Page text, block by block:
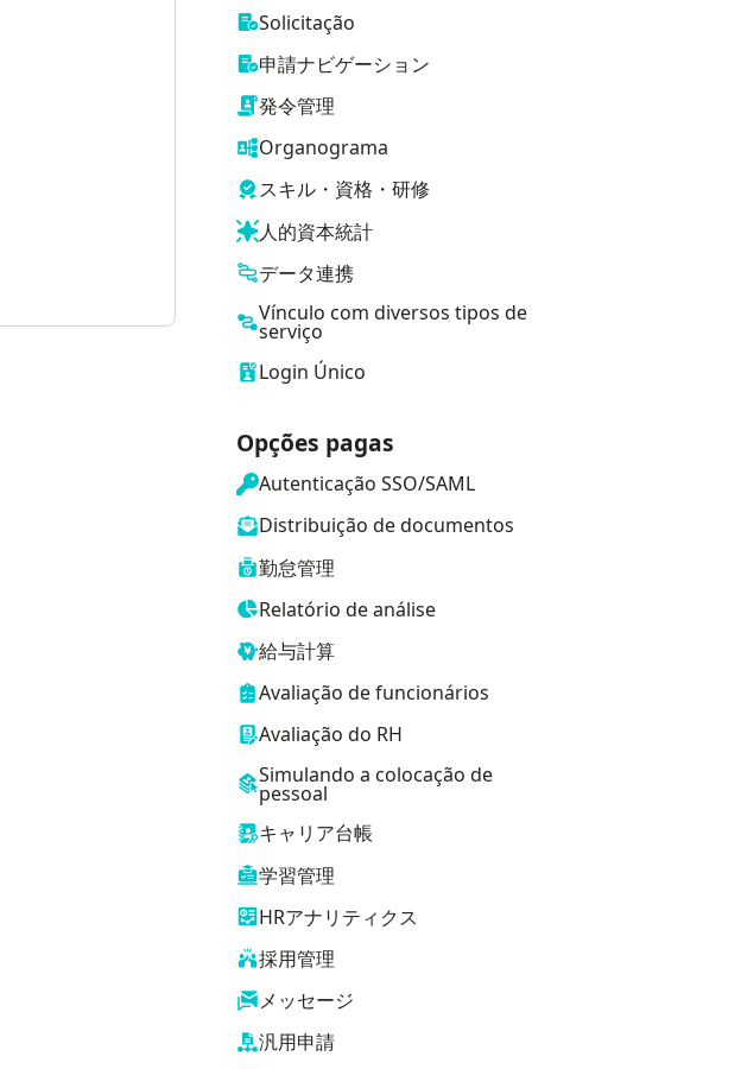
Solicitação
申請ナビゲーション
発令管理
Organograma
スキル・資格・研修
人的資本統計
データ連携
Vínculo com diversos tipos de
serviço
Login Único
Opções pagas
Autenticação SSO/SAML
Distribuição de documentos
勤怠管理
Relatório de análise
給与計算
Avaliação de funcionários
Avaliação do RH
Simulando a colocação de
pessoal
キャリア台帳
学習管理
HRアナリティクス
採用管理
メッセージ
汎用申請